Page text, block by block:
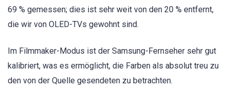
69 % gemessen; dies ist sehr weit von den 20 % entfernt,
die wir von OLED-TVs gewohnt sind.
Im Filmmaker-Modus ist der Samsung-Fernseher sehr gut
kalibriert, was es ermöglicht, die Farben als absolut treu zu
den von der Quelle gesendeten zu betrachten.